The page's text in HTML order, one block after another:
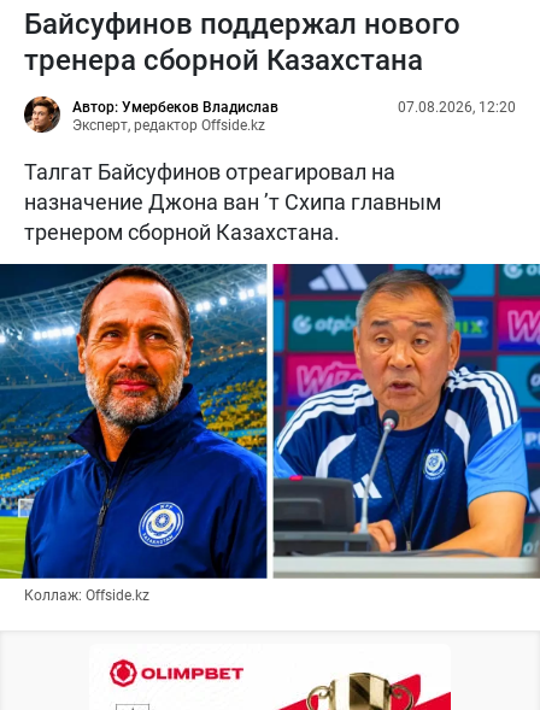
Байсуфинов поддержал нового
тренера сборной Казахстана
Автор: Умербеков Владислав
Эксперт, редактор Offside.kz
07.08.2026, 12:20
Талгат Байсуфинов отреагировал на
назначение Джона ван ’т Схипа главным
тренером сборной Казахстана.
Коллаж: Offside.kz